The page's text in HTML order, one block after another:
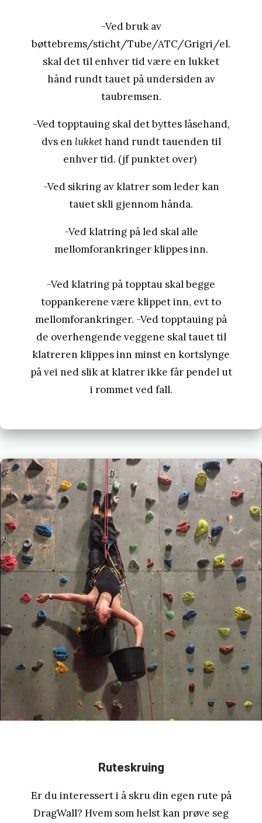
-Ved bruk av
bøttebrems/sticht/Tube/ATC/Grigri/el.
skal det til enhver tid være en lukket
hånd rundt tauet på undersiden av
taubremsen.
-Ved topptauing skal det byttes låsehand,
dvs en lukkethand rundt tauenden til
enhver tid. (jf punktet over)
-Ved sikring av klatrer som leder kan
tauet skli gjennom hånda.
-Ved klatring på led skal alle
mellomforankringer klippes inn.
-Ved klatring på topptau skal begge
toppankerene være klippet inn, evt to
mellomforankringer. -Ved topptauing på
de overhengende veggene skal tauet til
klatreren klippes inn minst en kortslynge
på vei ned slik at klatrer ikke får pendel ut
i rommet ved fall.
Ruteskruing
Er du interessert i å skru din egen rute på
DragWall? Hvem som helst kan prøve seg